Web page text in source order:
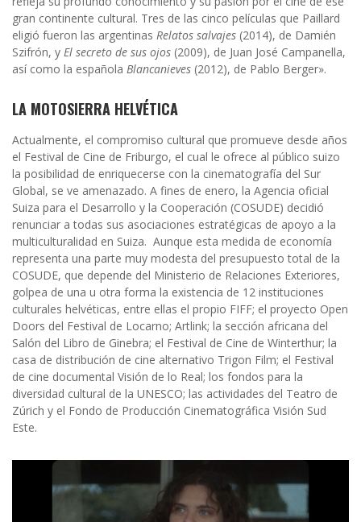
gran continente cultural. Tres de las cinco películas que Paillard
eligió fueron las argentinas Relatos salvajes (2014), de Damién
Szifrón, y El secreto de sus ojos (2009), de Juan José Campanella,
así como la española Blancanieves (2012), de Pablo Berger».
LA MOTOSIERRA HELVÉTICA
Actualmente, el compromiso cultural que promueve desde años
el Festival de Cine de Friburgo, el cual le ofrece al público suizo
la posibilidad de enriquecerse con la cinematografía del Sur
Global, se ve amenazado. A fines de enero, la Agencia oficial
Suiza para el Desarrollo y la Cooperación (COSUDE) decidió
renunciar a todas sus asociaciones estratégicas de apoyo a la
multiculturalidad en Suiza. Aunque esta medida de economía
representa una parte muy modesta del presupuesto total de la
COSUDE, que depende del Ministerio de Relaciones Exteriores,
golpea de una u otra forma la existencia de 12 instituciones
culturales helvéticas, entre ellas el propio FIFF; el proyecto Open
Doors del Festival de Locarno; Artlink; la sección africana del
Salón del Libro de Ginebra; el Festival de Cine de Winterthur; la
casa de distribución de cine alternativo Trigon Film; el Festival
de cine documental Visión de lo Real; los fondos para la
diversidad cultural de la UNESCO; las actividades del Teatro de
Zúrich y el Fondo de Producción Cinematográfica Visión Sud
Este.